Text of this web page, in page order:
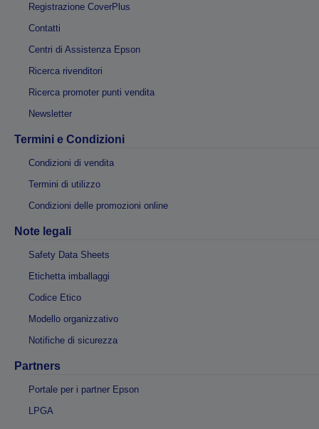
Registrazione CoverPlus
Contatti
Centri di Assistenza Epson
Ricerca rivenditori
Ricerca promoter punti vendita
Newsletter
Termini e Condizioni
Condizioni di vendita
Termini di utilizzo
Condizioni delle promozioni online
Note legali
Safety Data Sheets
Etichetta imballaggi
Codice Etico
Modello organizzativo
Notifiche di sicurezza
Partners
Portale per i partner Epson
LPGA